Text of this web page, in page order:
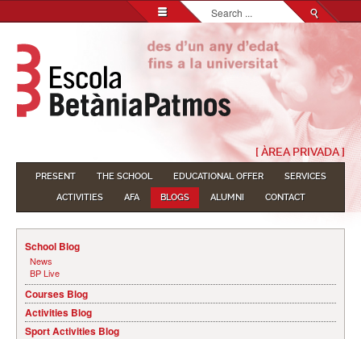
Search...
[ ÀREA PRIVADA ]
PRESENT THE SCHOOL EDUCATIONAL OFFER
SERVICES
ACTIVITIES
AFA BLOGS ALUMNI CONTACT
School Blog
News
BP Live
Courses Blog
Activities Blog
Sport Activities Blog